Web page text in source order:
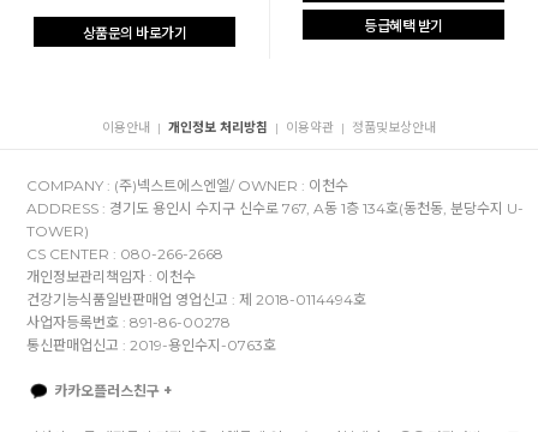
상품문의 바로가기 등급혜택 받기
이용안내 | 개인정보 처리방침 | 이용약관 | 정품및보상안내
COMPANY : (주)넥스트에스엔엘/ OWNER : 이천수
ADDRESS : 경기도 용인시 수지구 신수로 767, A동 1층 134호(동천동, 분당수지 U-
TOWER)
CS CENTER : 080-266-2668
개인정보관리책임자 : 이천수
건강기능식품일반판매업 영업신고 : 제 2018-0114494호
사업자등록번호 : 891-86-00278
통신판매업신고 : 2019-용인수지-0763호
카카오플러스친구 +